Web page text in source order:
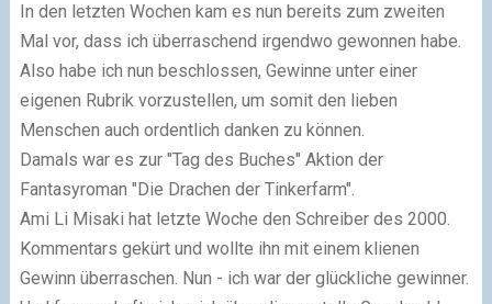
In den letzten Wochen kam es nun bereits zum zweiten
Mal vor, dass ich überraschend irgendwo gewonnen habe.
Also habe ich nun beschlossen, Gewinne unter einer
eigenen Rubrik vorzustellen, um somit den lieben
Menschen auch ordentlich danken zu können.
Damals war es zur "Tag des Buches" Aktion der
Fantasyroman "Die Drachen der Tinkerfarm".
Ami Li Misaki hat letzte Woche den Schreiber des 2000.
Kommentars gekürt und wollte ihn mit einem klienen
Gewinn überraschen. Nun - ich war der glückliche gewinner.